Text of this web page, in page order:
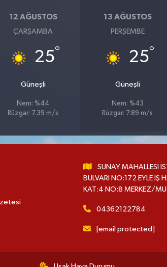
12 AĞUSTOS
ÇARŞAMBA
25°
Güneşli
Nem: %44
Rüzgar: 7.39 m/s
13 AĞUSTOS
PERŞEMBE
25°
Güneşli
Nem: %43
Rüzgar: 7.89 m/s
SUNAY MAHALLESİ
BULVARI NO:172 EYLE İŞ
KAT:4 NO:8 MERKEZ/
04362122784
[email protected]